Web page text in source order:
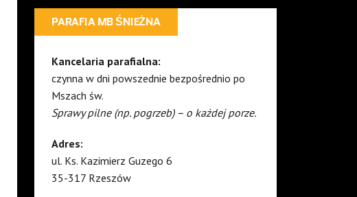
PARAFIA MB ŚNIEŻNA
Kancelaria parafialna:
czynna w dni powszednie bezpośrednio po
Mszach św.
Sprawy pilne (np. pogrzeb) – o każdej porze.
Adres:
ul. Ks. Kazimierz Guzego 6
35-317 Rzeszów